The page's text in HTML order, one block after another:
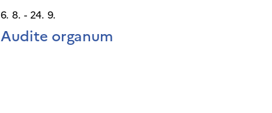
6. 8. - 24. 9.
Audite organum